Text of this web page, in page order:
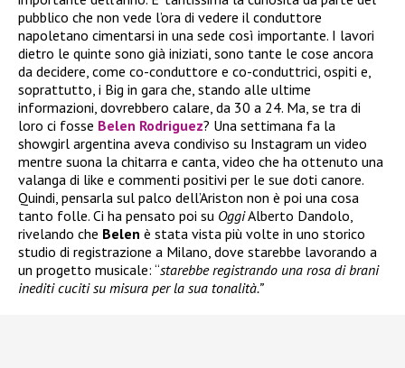
pubblico che non vede l’ora di vedere il conduttore
napoletano cimentarsi in una sede così importante. I lavori
dietro le quinte sono già iniziati, sono tante le cose ancora
da decidere, come co-conduttore e co-conduttrici, ospiti e,
soprattutto, i Big in gara che, stando alle ultime
informazioni, dovrebbero calare, da 30 a 24. Ma, se tra di
loro ci fosse Belen Rodriguez? Una settimana fa la
showgirl argentina aveva condiviso su Instagram un video
mentre suona la chitarra e canta, video che ha ottenuto una
valanga di like e commenti positivi per le sue doti canore.
Quindi, pensarla sul palco dell’Ariston non è poi una cosa
tanto folle. Ci ha pensato poi su OggiAlberto Dandolo,
rivelando che Belen è stata vista più volte in uno storico
studio di registrazione a Milano, dove starebbe lavorando a
un progetto musicale: “starebbe registrando una rosa di brani
inediti cuciti su misura per la sua tonalità.”